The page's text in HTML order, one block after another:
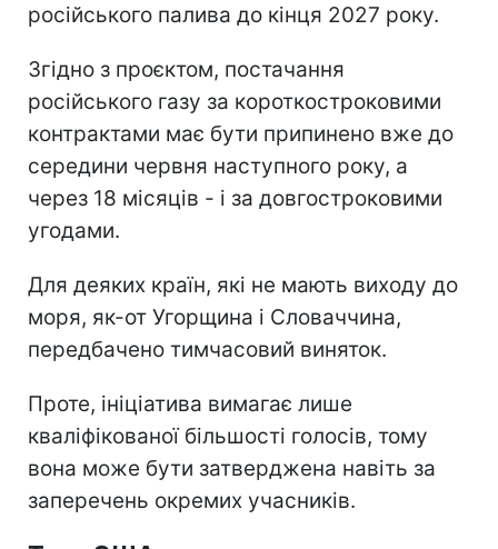
російського палива до кінця 2027 року.
Згідно з проєктом, постачання
російського газу за короткостроковими
контрактами має бути припинено вже до
середини червня наступного року, а
через 18 місяців - і за довгостроковими
угодами.
Для деяких країн, які не мають виходу до
моря, як-от Угорщина і Словаччина,
передбачено тимчасовий виняток.
Проте, ініціатива вимагає лише
кваліфікованої більшості голосів, тому
вона може бути затверджена навіть за
заперечень окремих учасників.